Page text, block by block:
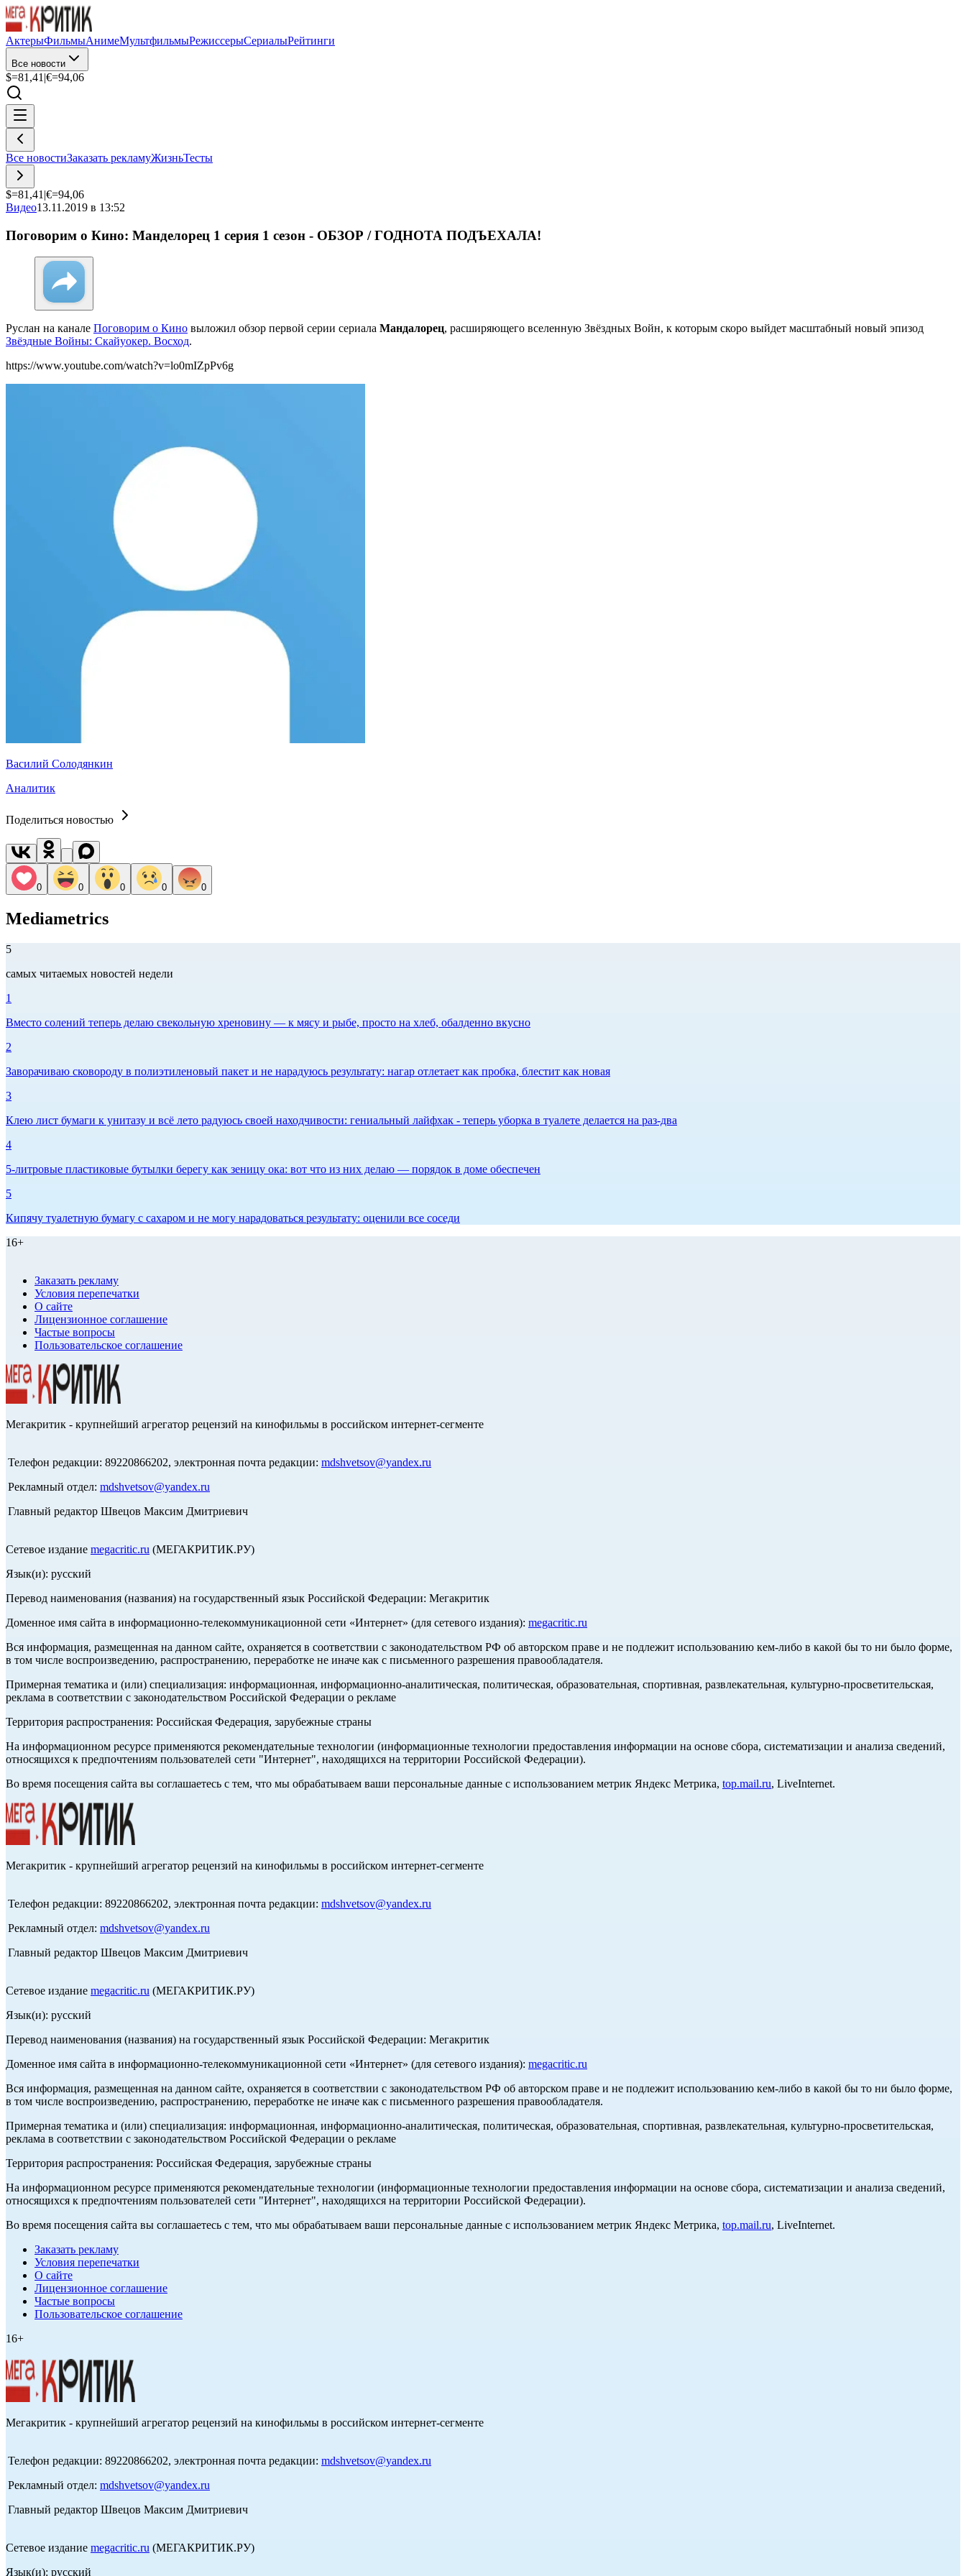
АктерыФильмыАнимеМультфильмыРежиссерыСериалыРейтинги
Все новости
$=81,41 |€=94,06
Все новостиЗаказать рекламуЖизньТесты
$=81,41 |€=94,06
Видео13.11.2019 в 13:52
Поговорим о Кино: Манделорец 1 серия 1 сезон - ОБЗОР / ГОДНОТА ПОДЪЕХАЛА!
Руслан на канале Поговорим о Кино выложил обзор первой серии сериала Мандалорец, расширяющего вселенную Звёздных Войн, к которым скоро выйдет масштабный новый эпизод
Звёздные Войны: Скайуокер. Восход.
https://www.youtube.com/watch?v=lo0mIZpPv6g
Василий Солодянкин
Аналитик
Поделиться новостью
0 0 0 0 0
Mediametrics
5
самых читаемых новостей недели
1
Вместо солений теперь делаю свекольную хреновину — к мясу и рыбе, просто на хлеб, обалденно вкусно
2
Заворачиваю сковороду в полиэтиленовый пакет и не нарадуюсь результату: нагар отлетает как пробка, блестит как новая
3
Клею лист бумаги к унитазу и всё лето радуюсь своей находчивости: гениальный лайфхак - теперь уборка в туалете делается на раз-два
4
5-литровые пластиковые бутылки берегу как зеницу ока: вот что из них делаю — порядок в доме обеспечен
5
Кипячу туалетную бумагу с сахаром и не могу нарадоваться результату: оценили все соседи
16+
Заказать рекламу
Условия перепечатки
О сайте
Лицензионное соглашение
Частые вопросы
Пользовательское соглашение
Мегакритик - крупнейший агрегатор рецензий на кинофильмы в российском интернет-сегменте
Телефон редакции: 89220866202, электронная почта редакции: mdshvetsov@yandex.ru
Рекламный отдел: mdshvetsov@yandex.ru
Главный редактор Швецов Максим Дмитриевич
Сетевое издание megacritic.ru (МЕГАКРИТИК.РУ)
Язык(и): русский
Перевод наименования (названия) на государственный язык Российской Федерации: Мегакритик
Доменное имя сайта в информационно-телекоммуникационной сети «Интернет» (для сетевого издания): megacritic.ru
Вся информация, размещенная на данном сайте, охраняется в соответствии с законодательством РФ об авторском праве и не подлежит использованию кем-либо в какой бы то ни было форме,
в том числе воспроизведению, распространению, переработке не иначе как с письменного разрешения правообладателя.
Примерная тематика и (или) специализация: информационная, информационно-аналитическая, политическая, образовательная, спортивная, развлекательная, культурно-просветительская,
реклама в соответствии с законодательством Российской Федерации о рекламе
Территория распространения: Российская Федерация, зарубежные страны
На информационном ресурсе применяются рекомендательные технологии (информационные технологии предоставления информации на основе сбора, систематизации и анализа сведений,
относящихся к предпочтениям пользователей сети "Интернет", находящихся на территории Российской Федерации).
Во время посещения сайта вы соглашаетесь с тем, что мы обрабатываем ваши персональные данные с использованием метрик Яндекс Метрика, top.mail.ru, LiveInternet.
Мегакритик - крупнейший агрегатор рецензий на кинофильмы в российском интернет-сегменте
Телефон редакции: 89220866202, электронная почта редакции: mdshvetsov@yandex.ru
Рекламный отдел: mdshvetsov@yandex.ru
Главный редактор Швецов Максим Дмитриевич
Сетевое издание megacritic.ru (МЕГАКРИТИК.РУ)
Язык(и): русский
Перевод наименования (названия) на государственный язык Российской Федерации: Мегакритик
Доменное имя сайта в информационно-телекоммуникационной сети «Интернет» (для сетевого издания): megacritic.ru
Вся информация, размещенная на данном сайте, охраняется в соответствии с законодательством РФ об авторском праве и не подлежит использованию кем-либо в какой бы то ни было форме,
в том числе воспроизведению, распространению, переработке не иначе как с письменного разрешения правообладателя.
Примерная тематика и (или) специализация: информационная, информационно-аналитическая, политическая, образовательная, спортивная, развлекательная, культурно-просветительская,
реклама в соответствии с законодательством Российской Федерации о рекламе
Территория распространения: Российская Федерация, зарубежные страны
На информационном ресурсе применяются рекомендательные технологии (информационные технологии предоставления информации на основе сбора, систематизации и анализа сведений,
относящихся к предпочтениям пользователей сети "Интернет", находящихся на территории Российской Федерации).
Во время посещения сайта вы соглашаетесь с тем, что мы обрабатываем ваши персональные данные с использованием метрик Яндекс Метрика, top.mail.ru, LiveInternet.
Заказать рекламу
Условия перепечатки
О сайте
Лицензионное соглашение
Частые вопросы
Пользовательское соглашение
16+
Мегакритик - крупнейший агрегатор рецензий на кинофильмы в российском интернет-сегменте
Телефон редакции: 89220866202, электронная почта редакции: mdshvetsov@yandex.ru
Рекламный отдел: mdshvetsov@yandex.ru
Главный редактор Швецов Максим Дмитриевич
Сетевое издание megacritic.ru (МЕГАКРИТИК.РУ)
Язык(и): русский